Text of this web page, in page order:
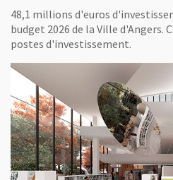
2021 : épargne de
2022 : épargne de gestion,
2023 : épargne de gestion,
2024 : épargne de
2025 : épargne de gestion,
2026 : épargne de gestion,
48,1 millions d'euros
budget 2026 de la Ville d'Angers.
postes d'investissement.